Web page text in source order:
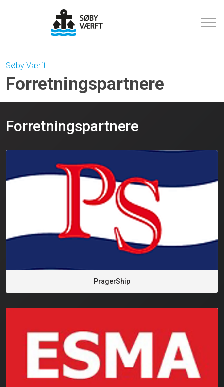
Søby Værft
Forretningspartnere
Forretningspartnere
PragerShip